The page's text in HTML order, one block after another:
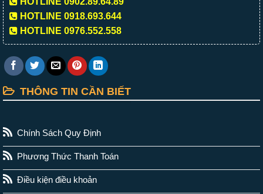
HOTLINE 0918.693.644
HOTLINE 0976.552.558
THÔNG TIN CẦN BIẾT
Chính Sách Quy Định
Phương Thức Thanh Toán
Điều kiện điều khoản